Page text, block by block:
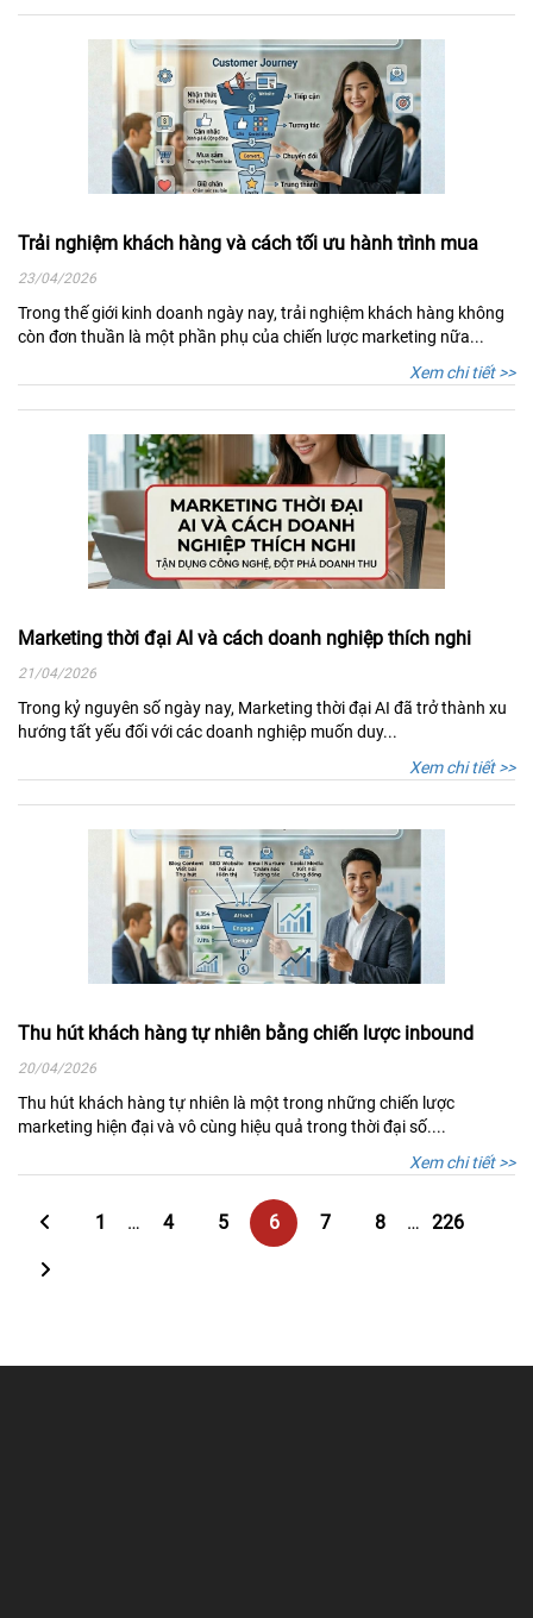
Trải nghiệm khách hàng và cách tối ưu hành trình mua
23/04/2026
Trong thế giới kinh doanh ngày nay, trải nghiệm khách hàng không
còn đơn thuần là một phần phụ của chiến lược marketing nữa...
Xem chi tiết >>
Marketing thời đại AI và cách doanh nghiệp thích nghi
21/04/2026
Trong kỷ nguyên số ngày nay, Marketing thời đại AI đã trở thành xu
hướng tất yếu đối với các doanh nghiệp muốn duy...
Xem chi tiết >>
Thu hút khách hàng tự nhiên bằng chiến lược inbound
20/04/2026
Thu hút khách hàng tự nhiên là một trong những chiến lược
marketing hiện đại và vô cùng hiệu quả trong thời đại số....
Xem chi tiết >>
1 … 4 5 6 7 8 … 226